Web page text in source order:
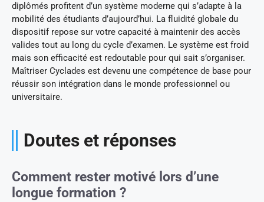
diplômés profitent d’un système moderne qui s’adapte à la
mobilité des étudiants d’aujourd’hui. La fluidité globale du
dispositif repose sur votre capacité à maintenir des accès
valides tout au long du cycle d’examen. Le système est froid
mais son efficacité est redoutable pour qui sait s’organiser.
Maîtriser Cyclades est devenu une compétence de base pour
réussir son intégration dans le monde professionnel ou
universitaire.
Doutes et réponses
Comment rester motivé lors d’une
longue formation ?